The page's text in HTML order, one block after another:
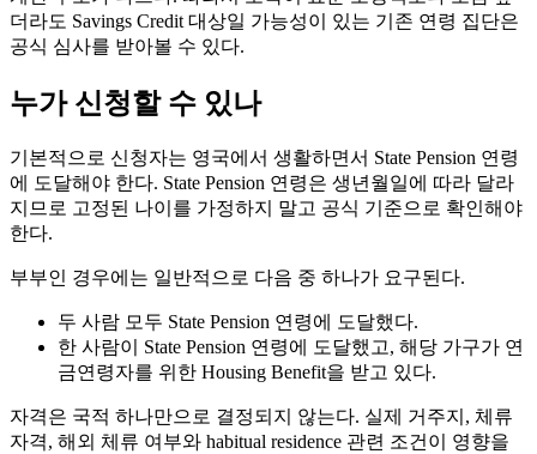
더라도 Savings Credit 대상일 가능성이 있는 기존 연령 집단은
공식 심사를 받아볼 수 있다.
누가 신청할 수 있나
기본적으로 신청자는 영국에서 생활하면서 State Pension 연령
에 도달해야 한다. State Pension 연령은 생년월일에 따라 달라
지므로 고정된 나이를 가정하지 말고 공식 기준으로 확인해야
한다.
부부인 경우에는 일반적으로 다음 중 하나가 요구된다.
두 사람 모두 State Pension 연령에 도달했다.
한 사람이 State Pension 연령에 도달했고, 해당 가구가 연
금연령자를 위한 Housing Benefit을 받고 있다.
자격은 국적 하나만으로 결정되지 않는다. 실제 거주지, 체류
자격, 해외 체류 여부와 habitual residence 관련 조건이 영향을